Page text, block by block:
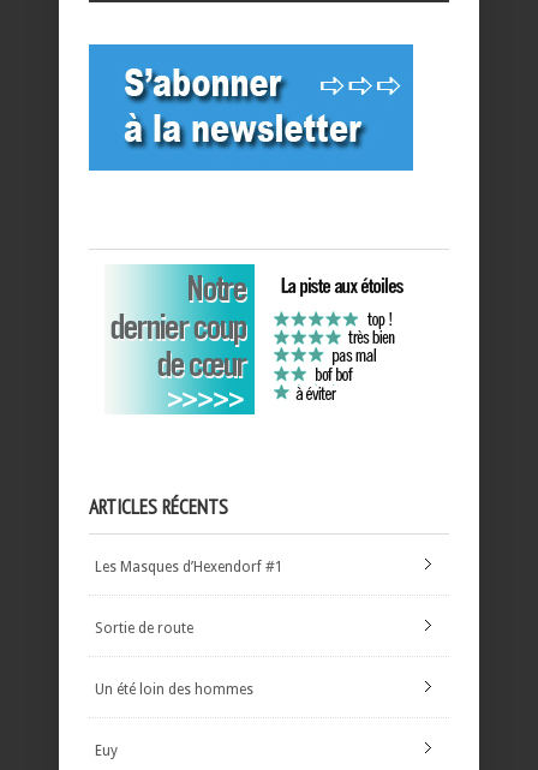
ARTICLES RÉCENTS
Les Masques d’Hexendorf #1
Sortie de route
Un été loin des hommes
Euy